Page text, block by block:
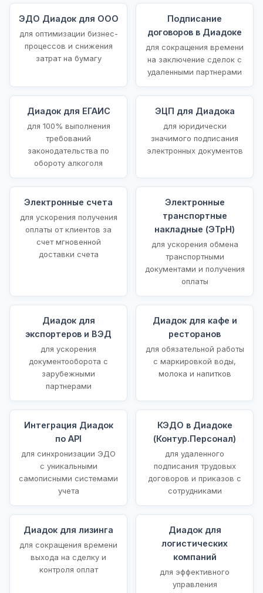
ЭДО Диадок для ООО
для оптимизации бизнес-
процессов и снижения
затрат на бумагу
Подписание
договоров в Диадоке
для сокращения времени
на заключение сделок с
удаленными партнерами
Диадок для ЕГАИС
для 100% выполнения
требований
законодательства по
обороту алкоголя
ЭЦП для Диадока
для юридически
значимого подписания
электронных документов
Электронные счета
для ускорения получения
оплаты от клиентов за
счет мгновенной
доставки счета
Электронные
транспортные
накладные (ЭТрН)
для ускорения обмена
транспортными
документами и получения
оплаты
Диадок для
экспортеров и ВЭД
для ускорения
документооборота с
зарубежными
партнерами
Диадок для кафе и
ресторанов
для обязательной работы
с маркировкой воды,
молока и напитков
Интеграция Диадок
по API
для синхронизации ЭДО
с уникальными
самописными системами
учета
КЭДО в Диадоке
(Контур.Персонал)
для удаленного
подписания трудовых
договоров и приказов с
сотрудниками
Диадок для лизинга
для сокращения времени
выхода на сделку и
контроля оплат
Диадок для
логистических
компаний
для эффективного
управления